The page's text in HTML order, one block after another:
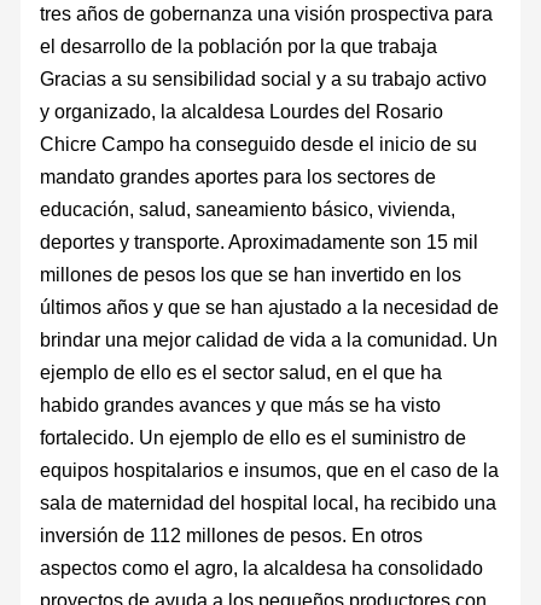
tres años de gobernanza una visión prospectiva para
el desarrollo de la población por la que trabaja
Gracias a su sensibilidad social y a su trabajo activo
y organizado, la alcaldesa Lourdes del Rosario
Chicre Campo ha conseguido desde el inicio de su
mandato grandes aportes para los sectores de
educación, salud, saneamiento básico, vivienda,
deportes y transporte. Aproximadamente son 15 mil
millones de pesos los que se han invertido en los
últimos años y que se han ajustado a la necesidad de
brindar una mejor calidad de vida a la comunidad. Un
ejemplo de ello es el sector salud, en el que ha
habido grandes avances y que más se ha visto
fortalecido. Un ejemplo de ello es el suministro de
equipos hospitalarios e insumos, que en el caso de la
sala de maternidad del hospital local, ha recibido una
inversión de 112 millones de pesos. En otros
aspectos como el agro, la alcaldesa ha consolidado
proyectos de ayuda a los pequeños productores con